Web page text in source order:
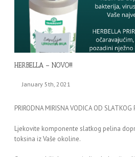
HERBELLA – NOVO!!!
January 5th, 2021
PRIRODNA MIRISNA VODICA OD SLATKOG
Ljekovite komponente slatkog pelina
toksina iz Vaše okoline.